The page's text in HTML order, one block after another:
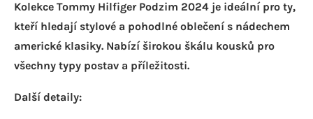
Kolekce Tommy Hilfiger Podzim 2024 je ideální pro ty,
kteří hledají stylové a pohodlné oblečení s nádechem
americké klasiky. Nabízí širokou škálu kousků pro
všechny typy postav a příležitosti.
Další detaily: